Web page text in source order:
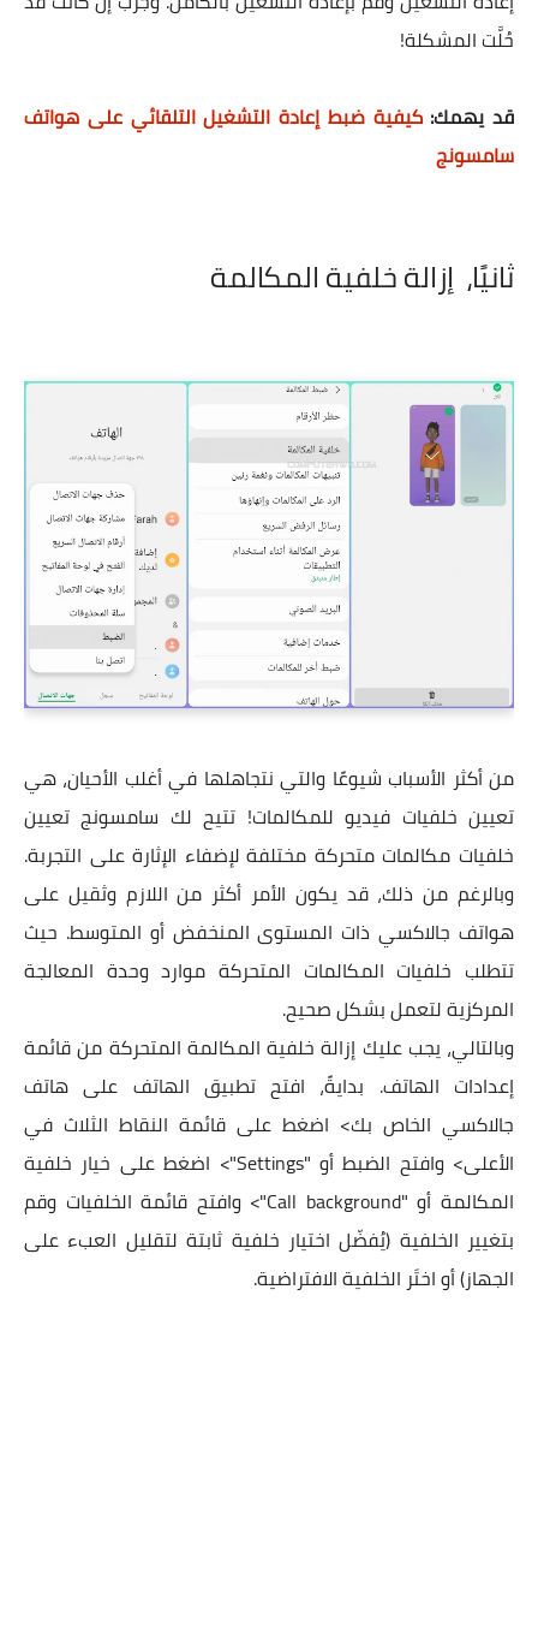
حُلَّت المشكلة!
قد يهمك: كيفية ضبط إعادة التشغيل التلقائي على هواتف
سامسونج
ثانيًا، إزالة خلفية المكالمة
من أكثر الأسباب شيوعًا والتي نتجاهلها في أغلب الأحيان، هي
تعيين خلفيات فيديو للمكالمات! تتيح لك سامسونج تعيين
خلفيات مكالمات متحركة مختلفة لإضفاء الإثارة على التجربة.
وبالرغم من ذلك، قد يكون الأمر أكثر من اللازم وثقيل على
هواتف جالاكسي ذات المستوى المنخفض أو المتوسط. حيث
تتطلب خلفيات المكالمات المتحركة موارد وحدة المعالجة
المركزية لتعمل بشكل صحيح.
وبالتالي، يجب عليك إزالة خلفية المكالمة المتحركة من قائمة
إعدادات الهاتف. بدايةً، افتح تطبيق الهاتف على هاتف
جالاكسي الخاص بك> اضغط على قائمة النقاط الثلاث في
الأعلى> وافتح الضبط أو "Settings"> اضغط على خيار خلفية
المكالمة أو "Call background"> وافتح قائمة الخلفيات وقم
بتغيير الخلفية (يُفضّل اختيار خلفية ثابتة لتقليل العبء على
الجهاز) أو اختَر الخلفية الافتراضية.